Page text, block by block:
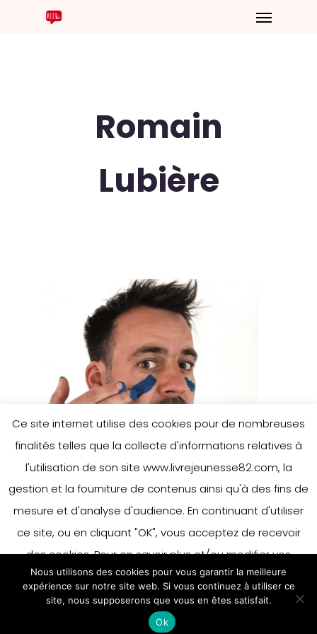
Romain
Lubière
Ce site internet utilise des cookies pour de nombreuses
finalités telles que la collecte d'informations relatives à
l'utilisation de son site www.livrejeunesse82.com, la
gestion et la fourniture de contenus ainsi qu'à des fins de
mesure et d'analyse d'audience. En continuant d'utiliser
ce site, ou en cliquant "OK", vous acceptez de recevoir
des cookies. Pour en savoir plus et/ou modifier vos
préférences en matière de cookies, merci de vous référer
à notre politique sur les cookies.
Accepter
En savoir plus
Nous utilisons des cookies pour vous garantir la meilleure
expérience sur notre site web. Si vous continuez à utiliser ce
site, nous supposerons que vous en êtes satisfait.
Ok